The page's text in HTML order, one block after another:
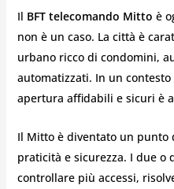
Il BFT telecomando Mitto è
non è un caso. La città è
urbano ricco di condomini,
automatizzati. In un
apertura affidabili e sicuri è
Il Mitto è diventato un
praticità e sicurezza. I due o
controllare più accessi,